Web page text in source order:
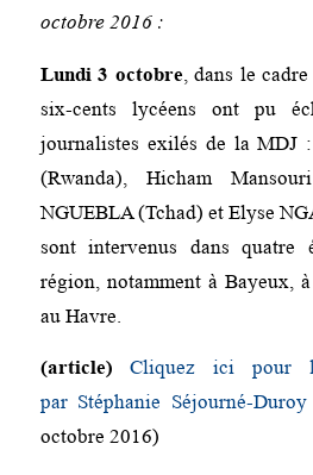
octobre 2016 :
Lundi 3 octobre , dans le
six-cents lycéens ont pu
journalistes exilés de la MDJ
(Rwanda), Hicham
NGUEBLA (Tchad) et Elyse
sont intervenus dans quatre
région, notamment à Bayeux,
au Havre.
(article)Cliquez ici pour
par Stéphanie Séjourné-Duroy
octobre 2016)